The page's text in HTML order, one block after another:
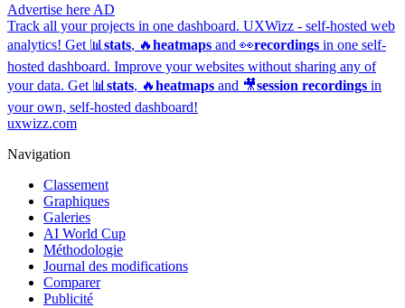
Advertise here AD
Track all your projects in one dashboard. UXWizz - self-hosted web
analytics! Get 📊 stats, 🔥heatmaps and 👀recordings in one self-
hosted dashboard. Improve your websites without sharing any of
your data. Get 📊 stats, 🔥heatmaps and 🎥session recordings in
your own, self-hosted dashboard!
uxwizz.com
Navigation
Classement
Graphiques
Galeries
AI World Cup
Méthodologie
Journal des modifications
Comparer
Publicité